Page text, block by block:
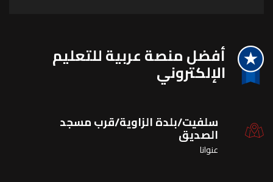
أفضل منصة عربية للتعليم
اﻹلكتروني
سلفيت/بلدة الزاوية/قرب مسجد
الصديق
عنوانا